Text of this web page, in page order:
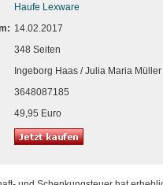
Haufe Lexware
14.02.2017
348 Seiten
Ingeborg Haas / Julia Maria Müller
3648087185
49,95 Euro